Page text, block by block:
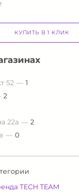
КУПИТЬ В 1 КЛИК
52
1
2
22а
2
0
TECH TEAM